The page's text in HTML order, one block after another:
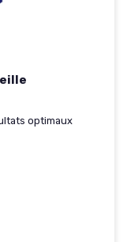
optimaux